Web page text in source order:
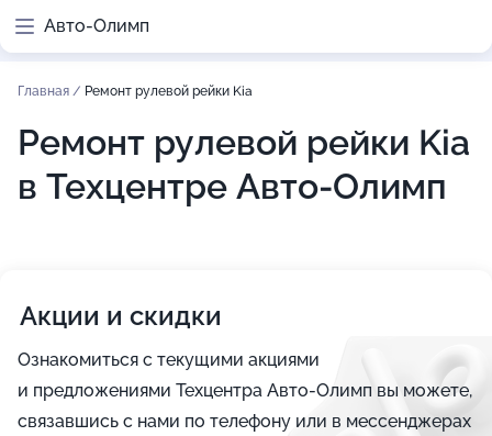
Авто-Олимп
Главная / Ремонт рулевой рейки Kia
Ремонт рулевой рейки Kia
в Техцентре Авто-Олимп
Акции и скидки
Ознакомиться с текущими акциями
и предложениями Техцентра Авто-Олимп вы можете,
связавшись с нами по телефону или в мессенджерах